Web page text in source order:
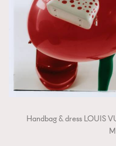
Handbag & dress LOUIS